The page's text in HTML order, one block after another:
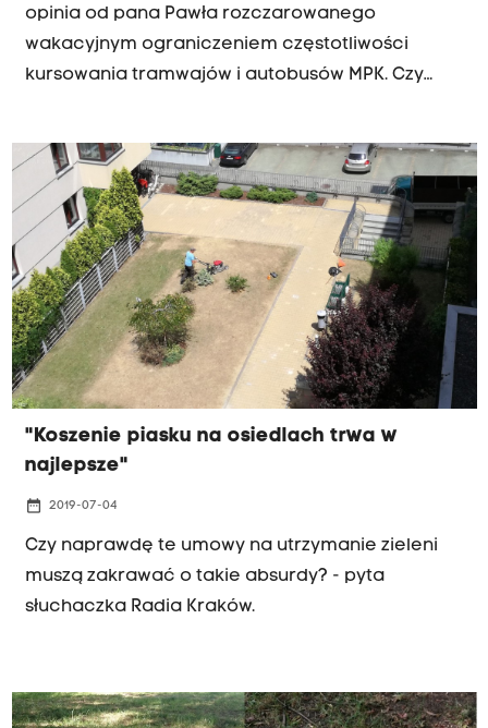
opinia od pana Pawła rozczarowanego
wakacyjnym ograniczeniem częstotliwości
kursowania tramwajów i autobusów MPK. Czy
"Koszenie piasku na osiedlach trwa w
najlepsze"
date_range 2019-07-04
Czy naprawdę te umowy na utrzymanie zieleni
muszą zakrawać o takie absurdy? - pyta
słuchaczka Radia Kraków.